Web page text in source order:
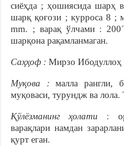
сиёҳда ; ҳошиясида шарҳ
шарқ қоғози ; курроса 8 ;
mm. ; варақ ўлчами :
шарқона рақамланмаган.
Саҳҳоф :Мирзо Ибодуллоҳ
Муқова : малла рангли,
муқоваси, турундж ва лола.
Қўлёзманинг ҳолати :
варақлари намдан
қурт еган.